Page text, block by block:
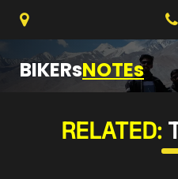
BIKERsNOTEs
RELATED: